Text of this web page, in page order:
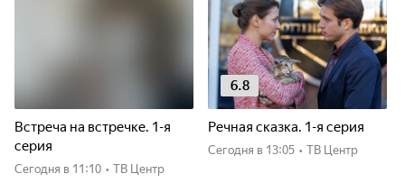
Встреча на встречке. 1-я
серия
Сегодня в 11:10 • ТВ Центр
6.8
Речная сказка. 1-я серия
Сегодня в 13:05 • ТВ Центр